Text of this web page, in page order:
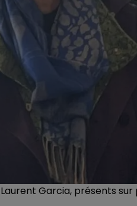
Garcia, présents